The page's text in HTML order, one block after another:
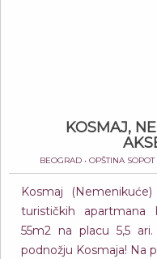
KOSMAJ,
BEOGRAD • OPŠTINA
Kosmaj
turističkih apartmana
55m2 na placu 5,5
podnožju Kosmaja! Na